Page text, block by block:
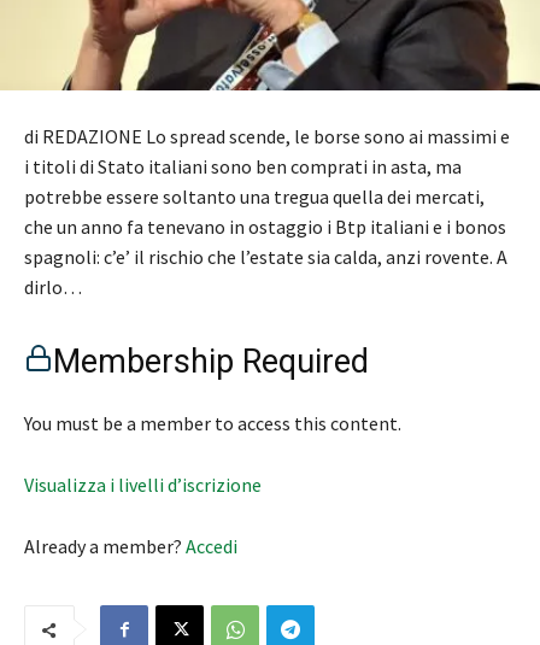
di REDAZIONE Lo spread scende, le borse sono ai massimi e
i titoli di Stato italiani sono ben comprati in asta, ma
potrebbe essere soltanto una tregua quella dei mercati,
che un anno fa tenevano in ostaggio i Btp italiani e i bonos
spagnoli: c’e’ il rischio che l’estate sia calda, anzi rovente. A
dirlo…
Membership Required
You must be a member to access this content.
Visualizza i livelli d’iscrizione
Already a member? Accedi